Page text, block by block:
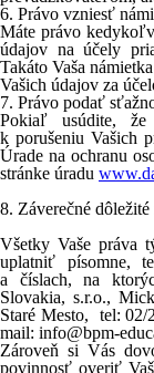
6. Právo vzniesť
Máte právo
údajov na účely
Takáto Vaša
Vašich údajov za
7. Právo podať
Pokiaľ usúdite,
k porušeniu Vašich
Úrade na ochranu
stránke úradu
8. Záverečné
Všetky Vaše práva
uplatniť písomne,
a číslach, na
Slovakia, s.r.o.,
Staré Mesto, tel: 02/
mail: info@bpm-
Zároveň si Vás
povinnosť overiť